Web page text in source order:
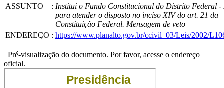
ASSUNTO : Institui o Fundo Constitucional do Distrito Federal -
para atender o disposto no inciso XIV do art. 21 da
Constituição Federal. Mensagem de veto
ENDEREÇO : https://www.planalto.gov.br/ccivil_03/Leis/2002/
Pré-visualização do documento. Por favor, acesse o endereço
oficial.